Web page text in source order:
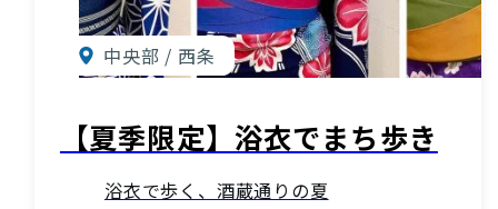
中央部 / 西条
【夏季限定】浴衣でまち歩き
浴衣で歩く、酒蔵通りの夏